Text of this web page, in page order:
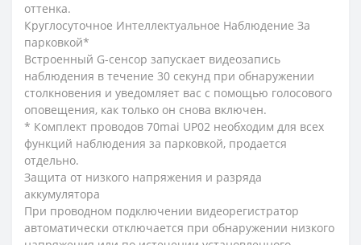
оттенка.
Круглосуточное Интеллектуальное Наблюдение За
парковкой*
Встроенный G-сенсор запускает видеозапись
наблюдения в течение 30 секунд при обнаружении
столкновения и уведомляет вас с помощью голосового
оповещения, как только он снова включен.
* Комплект проводов 70mai UP02 необходим для всех
функций наблюдения за парковкой, продается
отдельно.
Защита от низкого напряжения и разряда
аккумулятора
При проводном подключении видеорегистратор
автоматически отключается при обнаружении низкого